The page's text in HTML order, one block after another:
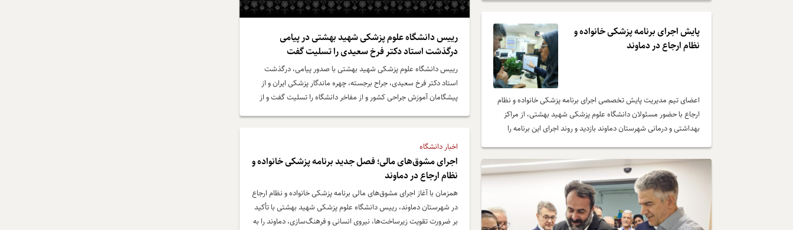
رییس دانشگاه علوم پزشکی شهید بهشتی در پیامی
درگذشت استاد دکتر فرخ سعیدی را تسلیت گفت
رییس دانشگاه علوم پزشکی شهید بهشتی با صدور پیامی، درگذشت
استاد دکتر فرخ سعیدی، جراح برجسته، چهره ماندگار پزشکی ایران و از
پیشگامان آموزش جراحی کشور و از مفاخر دانشگاه را تسلیت گفت و از
پایش اجرای برنامه پزشکی خانواده و
نظام ارجاع در دماوند
اعضای تیم مدیریت پایش تخصصی اجرای برنامه پزشکی خانواده و نظام
ارجاع با حضور مسئولان دانشگاه علوم پزشکی شهید بهشتی، از مراکز
بهداشتی و درمانی شهرستان دماوند بازدید و روند اجرای این برنامه را
اخبار دانشگاه
اجرای مشوق‌های مالی؛ فصل جدید برنامه پزشکی خانواده و
نظام ارجاع در دماوند
همزمان با آغاز اجرای مشوق‌های مالی برنامه پزشکی خانواده و نظام ارجاع
در شهرستان دماوند، رییس دانشگاه علوم پزشکی شهید بهشتی با تأکید
بر ضرورت تقویت زیرساخت‌ها، نیروی انسانی و فرهنگ‌سازی، دماوند را به